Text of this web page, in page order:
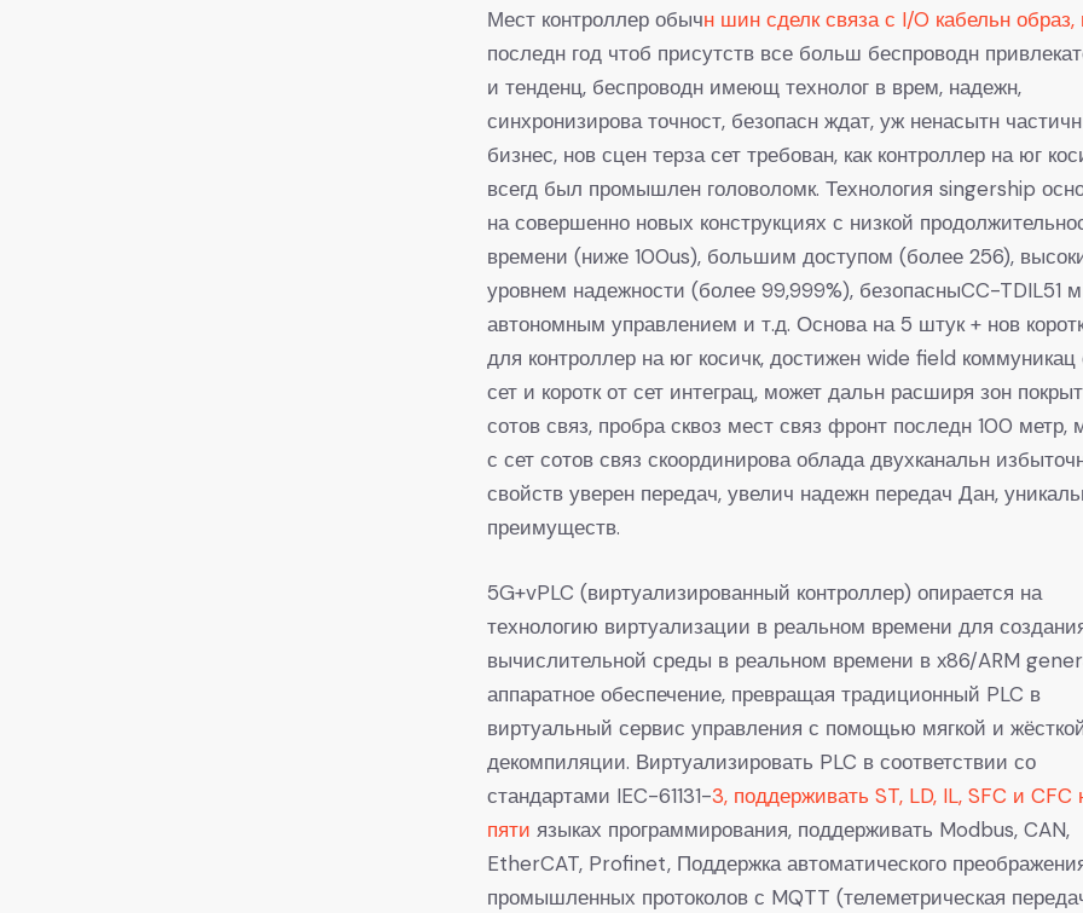
Мест контроллер обычн шин сделк связа с I/O кабельн образ,
последн год чтоб присутств все больш беспроводн
и тенденц, беспроводн имеющ технолог в врем, надежн,
синхронизирова точност, безопасн ждат, уж ненасытн
бизнес, нов сцен терза сет требован, как контроллер на юг
всегд был промышлен головоломк. Технология singership
на совершенно новых конструкциях с низкой
времени (ниже 100us), большим доступом (более 256),
уровнем надежности (более 99,999%), безопасныCC-TDIL51 м
автономным управлением и т.д. Основа на 5 штук + нов
для контроллер на юг косичк, достижен wide field коммуникац
сет и коротк от сет интеграц, может дальн расширя зон
сотов связ, пробра сквоз мест связ фронт последн 100 метр,
с сет сотов связ скоординирова облада двухканальн
свойств уверен передач, увелич надежн передач Дан,
преимуществ.
5G+vPLC (виртуализированный контроллер) опирается на
технологию виртуализации в реальном времени для
вычислительной среды в реальном времени в x86/ARM
аппаратное обеспечение, превращая традиционный PLC в
виртуальный сервис управления с помощью мягкой и
декомпиляции. Виртуализировать PLC в соответствии со
стандартами IEC-61131-3, поддерживать ST, LD, IL, SFC и CFC
пяти языках программирования, поддерживать Modbus, CAN,
EtherCAT, Profinet, Поддержка автоматического
промышленных протоколов с MQTT (телеметрическая